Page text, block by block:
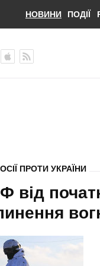
НОВИНИ ПОДІЇ
ПРОТИ УКРАЇНИ
від